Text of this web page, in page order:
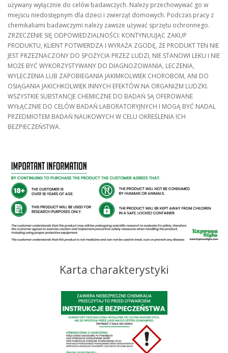
używany wyłącznie do celów badawczych. Należy przechowywać go w
miejscu niedostępnym dla dzieci i zwierząt domowych. Podczas pracy z
chemikaliami badawczymi należy zawsze używać sprzętu ochronnego.
ZRZECZENIE SIĘ ODPOWIEDZIALNOŚCI: KONTYNUUJĄC ZAKUP
PRODUKTU, KLIENT POTWIERDZA I WYRAŻA ZGODĘ, ŻE PRODUKT TEN NIE
JEST PRZEZNACZONY DO SPOŻYCIA PRZEZ LUDZI, NIE STANOWI LEKU I NIE
MOŻE BYĆ WYKORZYSTYWANY DO DIAGNOZOWANIA, LECZENIA,
WYLECZENIA LUB ZAPOBIEGANIA JAKIMKOLWIEK CHOROBOM, ANI DO
OSIĄGANIA JAKICHKOLWIEK INNYCH EFEKTÓW NA ORGANIZM LUDZKI.
WSZYSTKIE SUBSTANCJE CHEMICZNE DO BADAŃ SĄ OFEROWANE
WYŁĄCZNIE DO CELÓW BADAŃ LABORATORYJNYCH I MOGĄ BYĆ NADAL
PRZEDMIOTEM BADAŃ NAUKOWYCH W CELU OKREŚLENIA ICH
BEZPIECZEŃSTWA.
Karta charakterystyki